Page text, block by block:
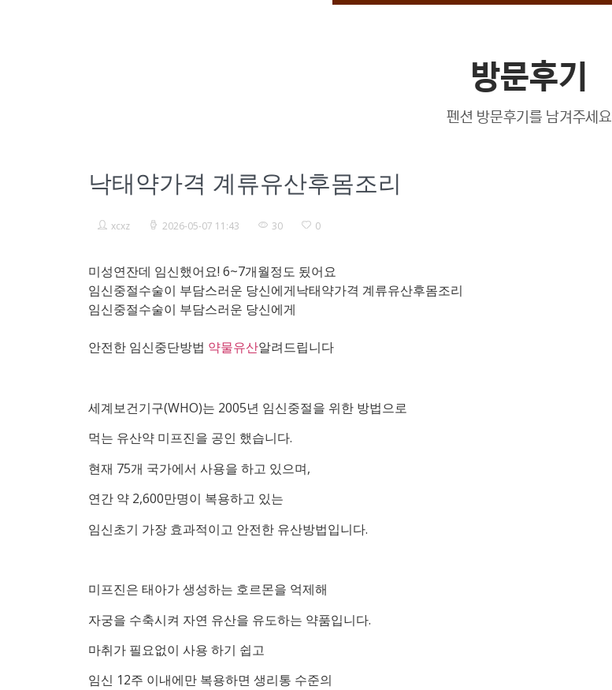
방문후기
펜션 방문후기를 남겨주세요
낙태약가격 계류유산후몸조리
xcxz 2026-05-07 11:43 30 0
미성연잔데 임신했어요! 6~7개월정도 됬어요
임신중절수술이 부담스러운 당신에게낙태약가격 계류유산후몸조리
임신중절수술이 부담스러운 당신에게
안전한 임신중단방법 약물유산알려드립니다
세계보건기구(WHO)는 2005년 임신중절을 위한 방법으로
먹는 유산약 미프진을 공인 했습니다.
현재 75개 국가에서 사용을 하고 있으며,
연간 약 2,600만명이 복용하고 있는
임신초기 가장 효과적이고 안전한 유산방법입니다.
미프진은 태아가 생성하는 호르몬을 억제해
자궁을 수축시켜 자연 유산을 유도하는 약품입니다.
마취가 필요없이 사용 하기 쉽고
임신 12주 이내에만 복용하면 생리통 수준의